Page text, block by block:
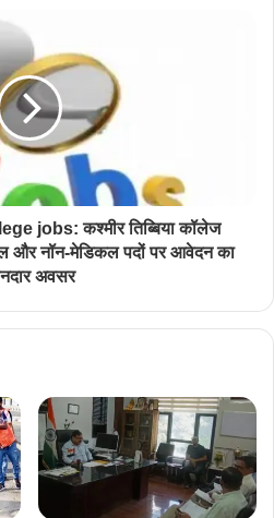
jobs: कश्मीर तिब्बिया कॉलेज
और नॉन-मेडिकल पदों पर आवेदन का
अवसर